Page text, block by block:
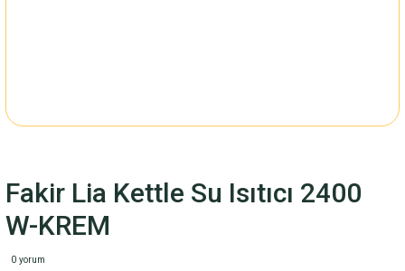
Fakir Lia Kettle Su Isıtıcı 2400
W-KREM
0 yorum